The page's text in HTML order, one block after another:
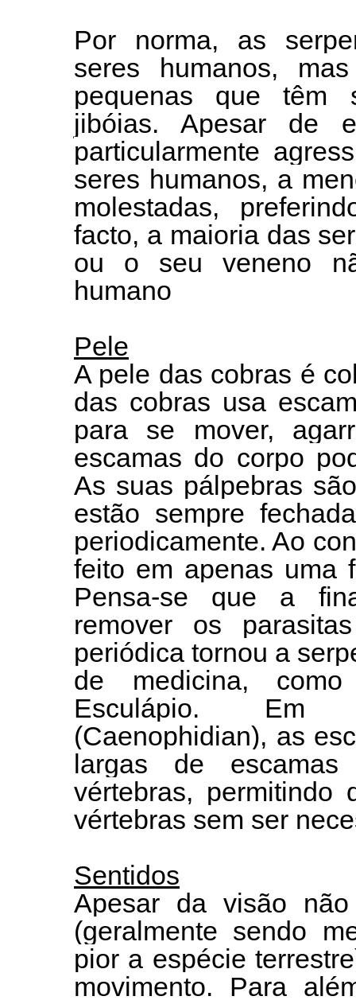
Por norma, as
seres humanos,
pequenas que têm
jibóias. Apesar de
particularmente
seres humanos, a
molestadas,
facto, a maioria das
ou o seu veneno
humano
Pele
A pele das cobras é
das cobras usa
para se mover,
escamas do corpo
As suas pálpebras
estão sempre
periodicamente. Ao
feito em apenas uma
Pensa-se que a
remover os
periódica tornou a
de medicina,
Esculápio. Em
(Caenophidian), as
largas de escamas
vértebras, permitindo
vértebras sem ser
Sentidos
Apesar da visão não
(geralmente sendo
pior a espécie
movimento. Para